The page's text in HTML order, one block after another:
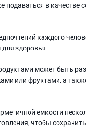
в качестве
каждого
здоровья.
может быть
или фруктами, а
емкости
чтобы